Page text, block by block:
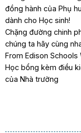
đồng hành của Phụ
dành cho Học sinh!
Chặng đường chinh
chúng ta hãy cùng
From Edison Schools
Học bổng kèm điều
của Nhà trường